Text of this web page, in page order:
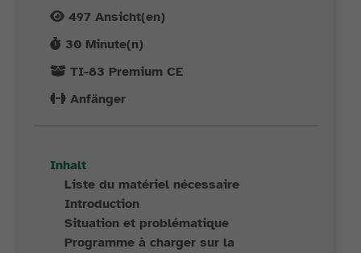
497 Ansicht(en)
30 Minute(n)
TI-83 Premium CE
Anfänger
Inhalt
Liste du matériel nécessaire
Introduction
Situation et problématique
Programme à charger sur la